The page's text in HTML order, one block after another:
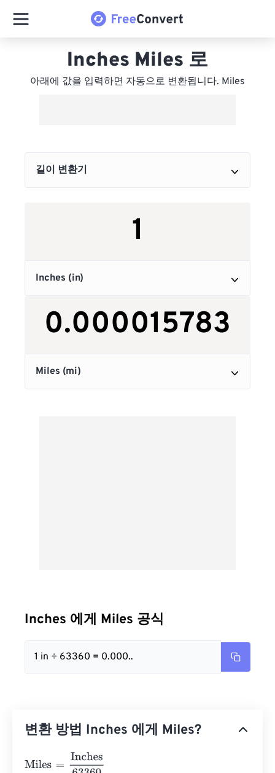
Inches Miles 로
아래에 값을 입력하면 자동으로 변환됩니다. Miles
Inches 에게 Miles 공식
1 in ÷ 63360 = 0.000..
변환 방법 Inches 에게 Miles?
Miles Inches63360